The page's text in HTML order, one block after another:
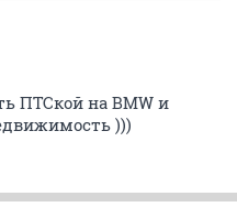
ПТСкой на BMW и
)))